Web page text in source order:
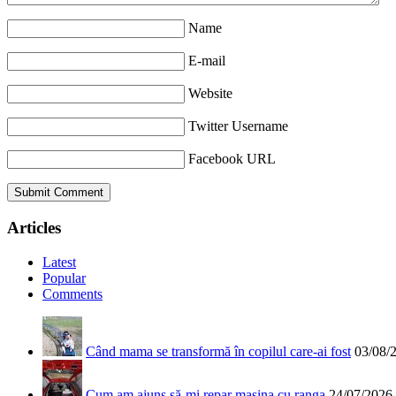
Name
E-mail
Website
Twitter Username
Facebook URL
Articles
Latest
Popular
Comments
Când mama se transformă în copilul care-ai fost 03/08/